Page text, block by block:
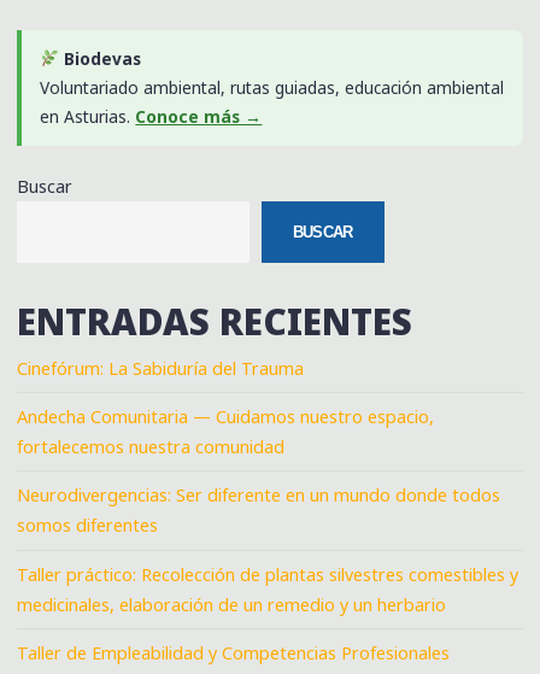
Biodevas
Voluntariado ambiental, rutas guiadas, educación ambiental
en Asturias. Conoce más →
Buscar
BUSCAR
ENTRADAS RECIENTES
Cinefórum: La Sabiduría del Trauma
Andecha Comunitaria — Cuidamos nuestro espacio,
fortalecemos nuestra comunidad
Neurodivergencias: Ser diferente en un mundo donde todos
somos diferentes
Taller práctico: Recolección de plantas silvestres comestibles y
medicinales, elaboración de un remedio y un herbario
Taller de Empleabilidad y Competencias Profesionales